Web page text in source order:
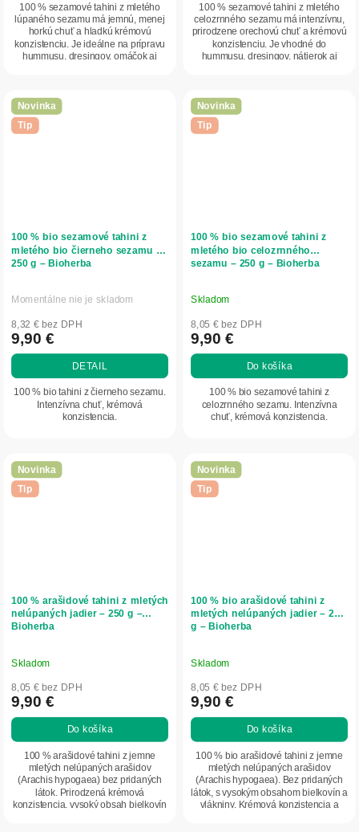
100 % sezamové tahini z mletého
lúpaného sezamu má jemnú, menej
horkú chuť a hladkú krémovú
konzistenciu. Je ideálne na prípravu
hummusu, dresingov, omáčok aj
100 % sezamové tahini z mletého
celozrnného sezamu má intenzívnu,
prirodzene orechovú chuť a krémovú
konzistenciu. Je vhodné do
hummusu, dresingov, nátierok aj
Novinka
Tip
100 % bio sezamové tahini z
mletého bio čierneho sezamu –
250 g – Bioherba
Momentálne nie je skladom
8,32 € bez DPH
9,90 €
DETAIL
100 % bio tahini z čierneho sezamu.
Intenzívna chuť, krémová
konzistencia.
Novinka
Tip
100 % bio sezamové tahini z
mletého bio celozrnného
sezamu – 250 g – Bioherba
Skladom
8,05 € bez DPH
9,90 €
Do košíka
100 % bio sezamové tahini z
celozrnného sezamu. Intenzívna
chuť, krémová konzistencia.
Novinka
Tip
100 % arašidové tahini z mletých
nelúpaných jadier – 250 g –
Bioherba
Skladom
8,05 € bez DPH
9,90 €
Do košíka
100 % arašidové tahini z jemne
mletých nelúpaných arašidov
(Arachis hypogaea) bez pridaných
látok. Prirodzená krémová
konzistencia, vysoký obsah bielkovín
Novinka
Tip
100 % bio arašidové tahini z
mletých nelúpaných jadier – 250
g – Bioherba
Skladom
8,05 € bez DPH
9,90 €
Do košíka
100 % bio arašidové tahini z jemne
mletých nelúpaných arašidov
(Arachis hypogaea). Bez pridaných
látok, s vysokým obsahom bielkovín a
vlákniny. Krémová konzistencia a